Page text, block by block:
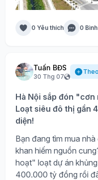
0 Yêu thích 0
Tuấn BĐS
30 Thg 07
Hà Nội sắp đón
Loạt siêu đô thị gần
diện!
Bạn đang tìm mua
khan hiếm nguồn
hoạt" loạt dự án
400.000 tỷ đồng rồi